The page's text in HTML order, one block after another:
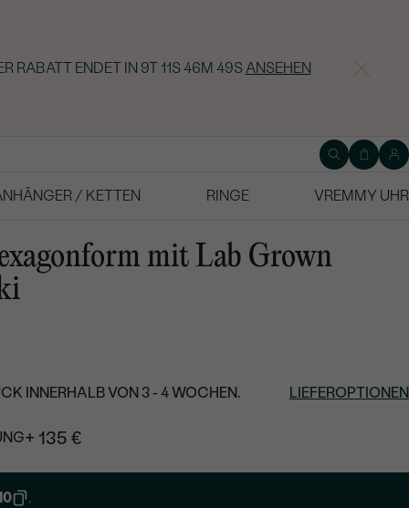
RABATT ENDET IN 9T 11S 46M 48SANSEHEN
/ KETTEN RINGE
VREMMY UHR
mit Lab Grown
INNERHALB VON 3 - 4 WOCHEN. LIEFEROPTIONEN
+ 135 €
.